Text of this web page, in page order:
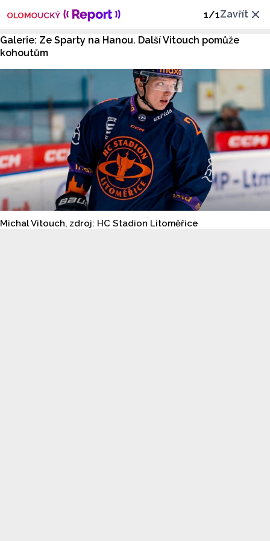
1/1Zavřít
Galerie: Ze Sparty na Hanou. Další Vitouch pomůže
kohoutům
Michal Vitouch, zdroj: HC Stadion Litoměřice